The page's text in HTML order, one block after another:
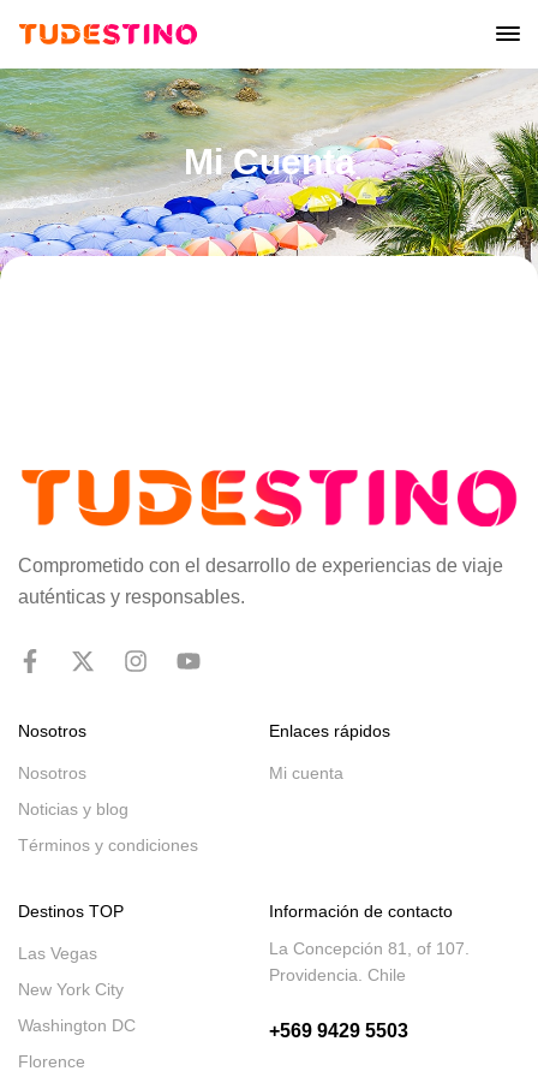
Mi Cuenta
Comprometido con el desarrollo de experiencias de viaje
auténticas y responsables.
Nosotros
Nosotros
Noticias y blog
Términos y condiciones
Enlaces rápidos
Mi cuenta
Destinos TOP
Las Vegas
New York City
Washington DC
Florence
Información de contacto
La Concepción 81, of 107.
Providencia. Chile
+569 9429 5503